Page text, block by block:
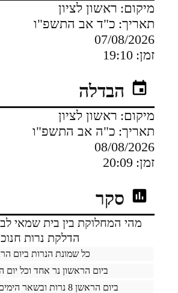
מיקום: ראשון לציון
תאריך: כ"ד אב התשפ"ו
07/08/2026
זמן: 19:10
הבדלה
מיקום: ראשון לציון
תאריך: כ"ה אב התשפ"ו
08/08/2026
זמן: 20:09
סקר
מהי המחלוקת בין בית שמאי
הדלקת נרות
כל שמונת הנרות ביום
ביום הראשון נר אחד וכל יום
ביום הראשן 8 נרות ובשאר הימים הולך ופוחת